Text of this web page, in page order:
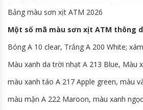
Bảng màu sơn xịt ATM 2026
Một số mã màu sơn xịt ATM thông
Bóng A 10 clear, Trắng A 200 White;
Màu xanh da trời nhạt A 213 Blue, Màu
màu xanh táo A 217 Apple green, màu
màu mận A 222 Maroon, màu xanh